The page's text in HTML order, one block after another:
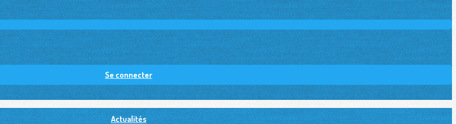
Se connecter
Actualités